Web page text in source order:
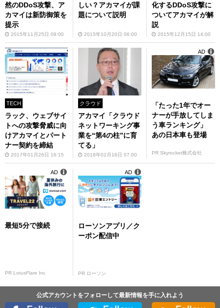
然のDDoS攻撃、ア
カマイは新防御策を
提示
2015年11月25日 09:00
しい？アカマイが課
題について説明
2015年10月20日 06:00
化するDDoS攻撃に
ついてアカマイが解
説
2015年12月15日 14:00
TECH
ラック、ウェブサイ
トへの攻撃脅威に向
けアカマイとパート
ナー契約を締結
2017年01月26日 16:15
クラウド
アカマイ「クラウド
ネットワーキング事
業を“第4の柱”に育
てる」
2018年02月16日 07:00
「たった1年でオー
ナーが手放してしま
う車ランキング」
あの日本車も登場
PR Skyrocket株式会社
AD
最短5分で接続
PR LotusFlare Inc
AD
ローソンアプリ／ク
ーポン配信中
PR ローソン
AD
公式アカウントをフォローして最新情報を手に入れよう